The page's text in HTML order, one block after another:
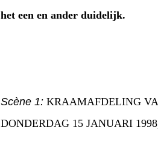
het een en ander duidelijk.
Scène 1: KRAAMAFDELING
DONDERDAG 15 JANUARI